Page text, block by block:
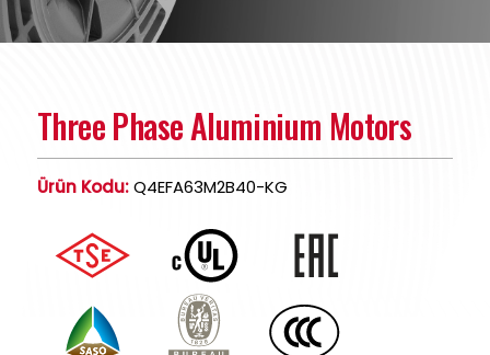
Three Phase Aluminium Motors
Ürün Kodu:Q4EFA63M2B40-KG